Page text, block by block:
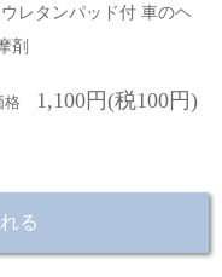
レタンパッド付 車のヘ
剤
格 1,100円(税100円)
る